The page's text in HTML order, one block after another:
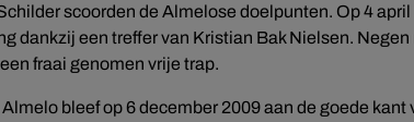
scoorden de Almelose doelpunten. Op 4
dankzij een treffer van Kristian Bak Nielsen.
fraai genomen vrije trap.
bleef op 6 december 2009 aan de goede